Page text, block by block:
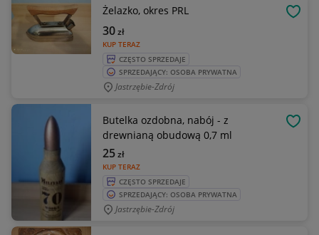
Żelazko, okres PRL
KUP TERAZ
30zł
CZĘSTO SPRZEDAJE
SPRZEDAJĄCY: OSOBA PRYWATNA
Jastrzębie-Zdrój
Butelka ozdobna, nabój - z
drewnianą obudową 0,7 ml
KUP TERAZ
25zł
CZĘSTO SPRZEDAJE
SPRZEDAJĄCY: OSOBA PRYWATNA
Jastrzębie-Zdrój